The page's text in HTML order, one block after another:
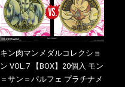
キン肉マンメダルコレクショ
ン VOL.7 【BOX】20個入 モン
＝サン＝パルフェ プラチナメ